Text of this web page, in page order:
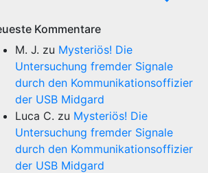
Kommentare
M. J. zu Mysteriös! Die
Untersuchung fremder Signale
durch den Kommunikationsoffizier
der USB Midgard
Luca C. zu Mysteriös! Die
Untersuchung fremder Signale
durch den Kommunikationsoffizier
der USB Midgard